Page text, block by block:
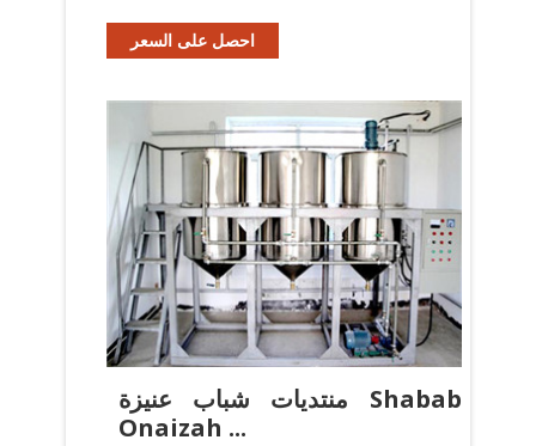
احصل على السعر
منتديات شباب عنيزة Shabab
Onaizah ...